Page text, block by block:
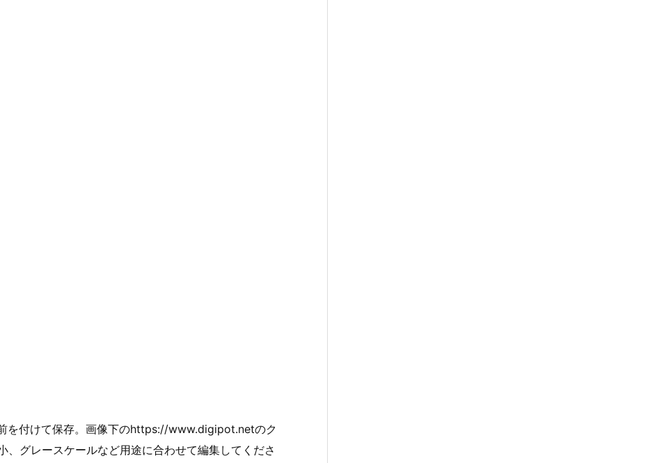
を付けて保存。画像下のhttps://www.digipot.netのク
、グレースケールなど用途に合わせて編集してくださ